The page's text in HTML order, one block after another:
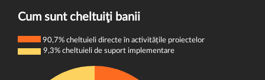
Politica de cookie-uri
Cum sunt cheltuiţi banii
90,7% cheltuieli directe în activitățile proiectelor
9,3% cheltuieli de suport implementare